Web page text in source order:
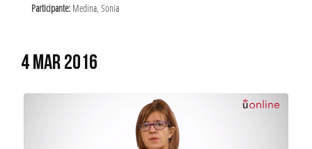
Participante: Medina, Sonia
4 MAR 2016